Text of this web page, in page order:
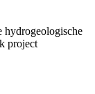
hydrogeologische
project